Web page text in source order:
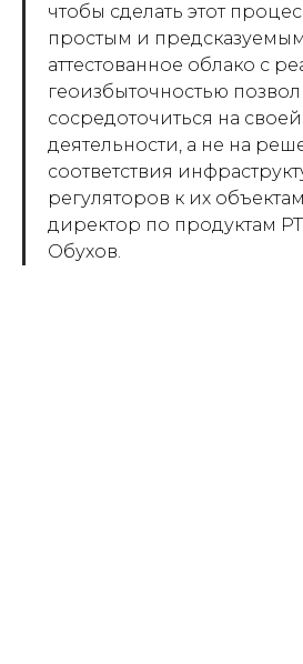
чтобы сделать этот
простым и
аттестованное облако с
геоизбыточностью
сосредоточиться на
деятельности, а не на
соответствия
регуляторов к их
директор по продуктам
Обухов.